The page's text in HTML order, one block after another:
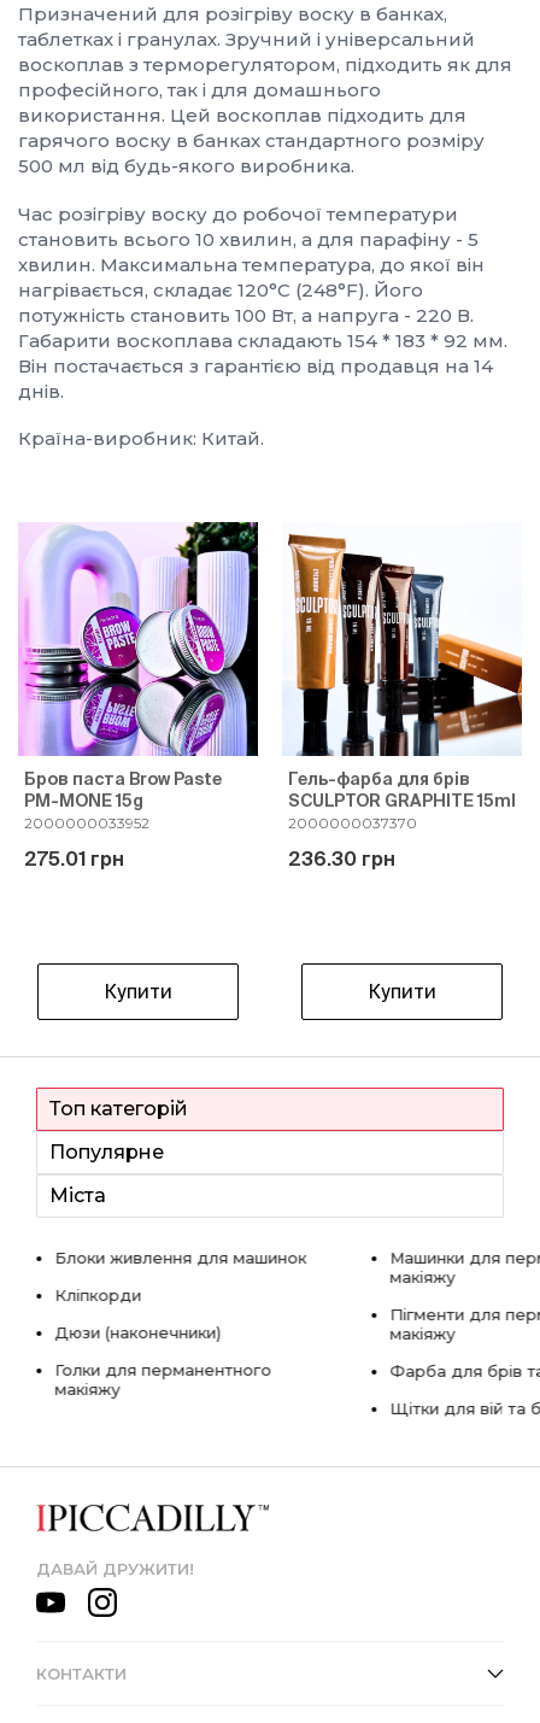
Призначений для розігріву воску в банках,
таблетках і гранулах. Зручний і універсальний
воскоплав з терморегулятором, підходить як для
професійного, так і для домашнього
використання. Цей воскоплав підходить для
гарячого воску в банках стандартного розміру
500 мл від будь-якого виробника.
Час розігріву воску до робочої температури
становить всього 10 хвилин, а для парафіну - 5
хвилин. Максимальна температура, до якої він
нагрівається, складає 120°C (248°F). Його
потужність становить 100 Вт, а напруга - 220 В.
Габарити воскоплава складають 154 * 183 * 92 мм.
Він постачається з гарантією від продавця на 14
днів.
Країна-виробник: Китай.
Бров паста Brow Paste
PM-MONE 15g
2000000033952
275.01 грн
Купити
Гель-фарба для брів
SCULPTOR GRAPHITE 15ml
2000000037370
236.30 грн
Купити
Топ категорій
Популярне
Міста
Блоки живлення для машинок
Кліпкорди
Дюзи (наконечники)
Голки для перманентного
макіяжу
Машинки для
макіяжу
Пігменти для
макіяжу
Фарба для брів
Щітки для вій та
ДАВАЙ ДРУЖИТИ!
КОНТАКТИ